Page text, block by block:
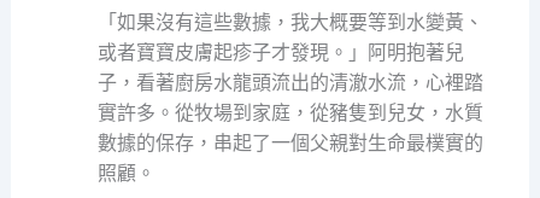
「如果沒有這些數據，我大概要等到水變黃、
或者寶寶皮膚起疹子才發現。」阿明抱著兒
子，看著廚房水龍頭流出的清澈水流，心裡踏
實許多。從牧場到家庭，從豬隻到兒女，水質
數據的保存，串起了一個父親對生命最樸實的
照顧。